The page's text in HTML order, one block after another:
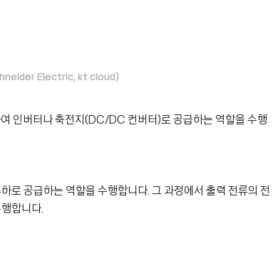
Electric, kt cloud)
인버터나 축전지(DC/DC 컨버터)로 공급하는 역할을 수행
로 공급하는 역할을 수행합니다. 그 과정에서 출력 전류의 전
합니다.